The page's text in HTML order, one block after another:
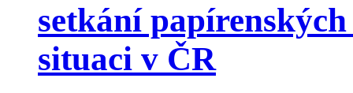
setkání
situaci v ČR